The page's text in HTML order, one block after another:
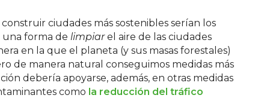
ciudades más sostenibles serían los
una forma de limpiarel aire de las ciudades
en la que el planeta (y sus masas forestales)
de manera natural conseguimos medidas más
debería apoyarse, además, en otras medidas
como la reducción del tráfico